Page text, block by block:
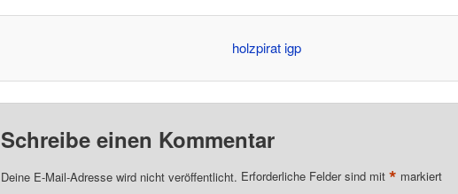
Schreibe einen Kommentar
Deine E-Mail-Adresse wird nicht veröffentlicht. Erforderliche Felder sind mit * markiert